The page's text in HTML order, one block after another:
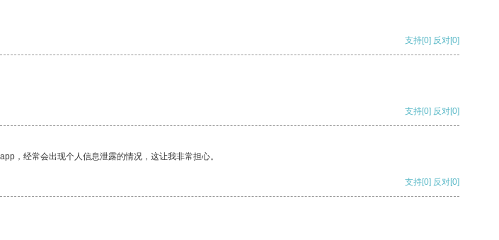
支持[0] 反对[0]
支持[0] 反对[0]
，经常会出现个人信息泄露的情况，这让我非常担心。
支持[0] 反对[0]